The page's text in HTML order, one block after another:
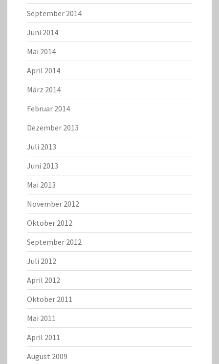
September 2014
Juni 2014
Mai 2014
April 2014
März 2014
Februar 2014
Dezember 2013
Juli 2013
Juni 2013
Mai 2013
November 2012
Oktober 2012
September 2012
Juli 2012
April 2012
Oktober 2011
Mai 2011
April 2011
August 2009